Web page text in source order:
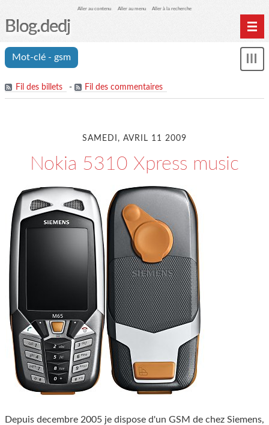
Aller au contenu Aller au menu Aller à la recherche
Blog.dedj
Mot-clé - gsm
Fil des billets - Fil des commentaires
SAMEDI, AVRIL 11 2009
Nokia 5310 Xpress music
Depuis decembre 2005 je dispose d'un GSM de chez Siemens,